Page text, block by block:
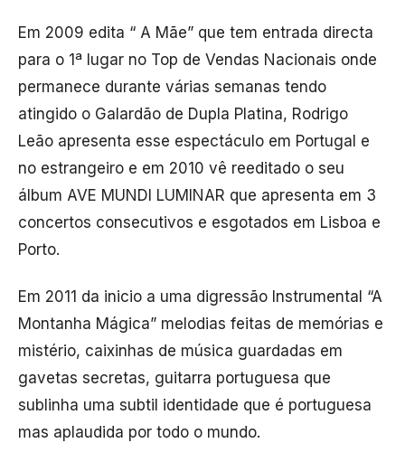
Em 2009 edita “ A Mãe” que tem entrada directa
para o 1ª lugar no Top de Vendas Nacionais onde
permanece durante várias semanas tendo
atingido o Galardão de Dupla Platina, Rodrigo
Leão apresenta esse espectáculo em Portugal e
no estrangeiro e em 2010 vê reeditado o seu
álbum AVE MUNDI LUMINAR que apresenta em 3
concertos consecutivos e esgotados em Lisboa e
Porto.
Em 2011 da inicio a uma digressão Instrumental “A
Montanha Mágica” melodias feitas de memórias e
mistério, caixinhas de música guardadas em
gavetas secretas, guitarra portuguesa que
sublinha uma subtil identidade que é portuguesa
mas aplaudida por todo o mundo.